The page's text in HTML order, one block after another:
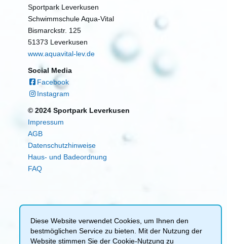
Sportpark Leverkusen
Schwimmschule Aqua-Vital
Bismarckstr. 125
51373 Leverkusen
www.aquavital-lev.de
Social Media
Facebook
Instagram
© 2024 Sportpark Leverkusen
Impressum
AGB
Datenschutzhinweise
Haus- und Badeordnung
FAQ
Diese Website verwendet Cookies, um Ihnen den
bestmöglichen Service zu bieten. Mit der Nutzung der
Website stimmen Sie der Cookie-Nutzung zu